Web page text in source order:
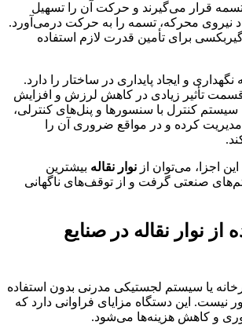
قرار می‌گیرند و حرکت آن را تسهیل
نیروی محرکه، تسمه را به حرکت درمی‌آورد.
برای تأمین قدرت لازم استفاده
و ایجاد پایداری در ساختار را دارد.
تأثیر زیادی در کاهش لرزش و افزایش
سیستم کنترل با سنسورها و پنل‌های کنترلی،
مدیریت کرده و در مواقع ضروری آن را
اجزا، می‌توان از نوار نقاله بیشترین
صنعتی گرفت و از توقف‌های ناگهانی
از نوار نقاله در صنایع
یا سیستم لجستیکی مدرنی بدون استفاده
نیست. این دستگاه مزایای فراوانی دارد که
و کاهش هزینه‌ها می‌شود.